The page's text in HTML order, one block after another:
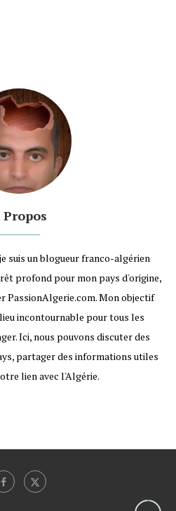
Propos
suis un blogueur franco-algérien
profond pour mon pays d'origine,
PassionAlgerie.com. Mon objectif
incontournable pour tous les
Ici, nous pouvons discuter des
partager des informations utiles
lien avec l'Algérie.